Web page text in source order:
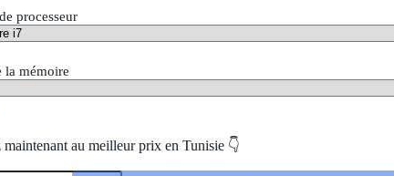
processeur
la mémoire
maintenant au meilleur prix en Tunisie 👇